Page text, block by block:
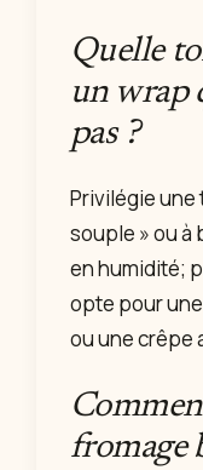
Quelle
un wrap
pas ?
Privilégie
souple » ou à
en humidité;
opte pour
ou une crêpe
fromage